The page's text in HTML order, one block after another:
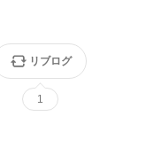
リブログ
1